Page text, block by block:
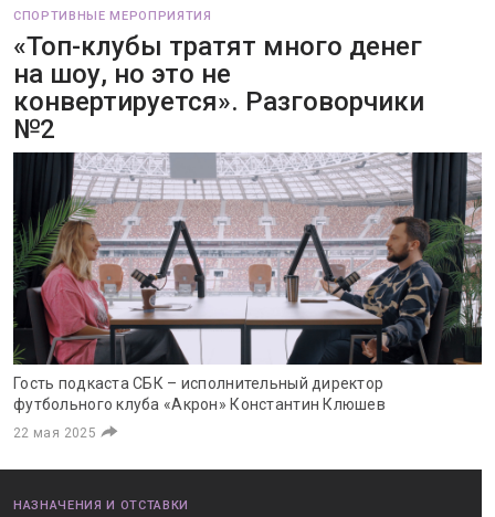
СПОРТИВНЫЕ МЕРОПРИЯТИЯ
«Топ-клубы тратят много денег
на шоу, но это не
конвертируется». Разговорчики
№2
Гость подкаста СБК – исполнительный директор
футбольного клуба «Акрон» Константин Клюшев
22 мая 2025
НАЗНАЧЕНИЯ И ОТСТАВКИ